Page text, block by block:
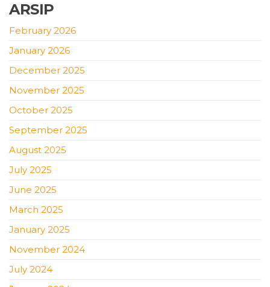
ARSIP
February 2026
January 2026
December 2025
November 2025
October 2025
September 2025
August 2025
July 2025
June 2025
March 2025
January 2025
November 2024
July 2024